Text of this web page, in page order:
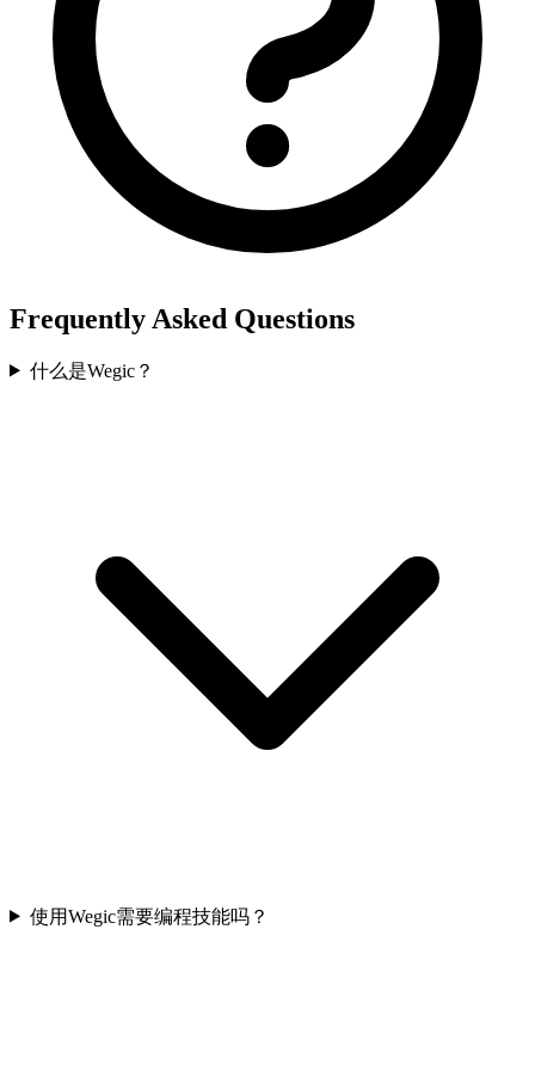
Frequently Asked Questions
什么是Wegic？
使用Wegic需要编程技能吗？